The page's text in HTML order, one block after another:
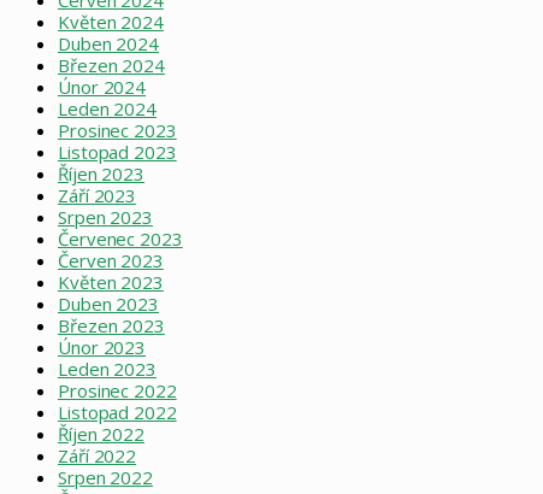
Květen 2024
Duben 2024
Březen 2024
Únor 2024
Leden 2024
Prosinec 2023
Listopad 2023
Říjen 2023
Září 2023
Srpen 2023
Červenec 2023
Červen 2023
Květen 2023
Duben 2023
Březen 2023
Únor 2023
Leden 2023
Prosinec 2022
Listopad 2022
Říjen 2022
Září 2022
Srpen 2022